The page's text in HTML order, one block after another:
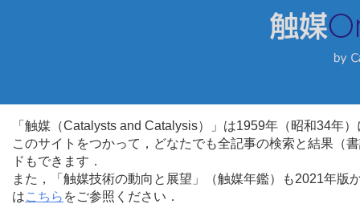
「触媒（Catalysts and Catalysis）」は1959年（昭和34年
このサイトをつかって，どなたでも全記事の検索と結果（
ドもできます．
また，「触媒技術の動向と展望」（触媒年鑑）も2021年
はこちら をご参照ください．